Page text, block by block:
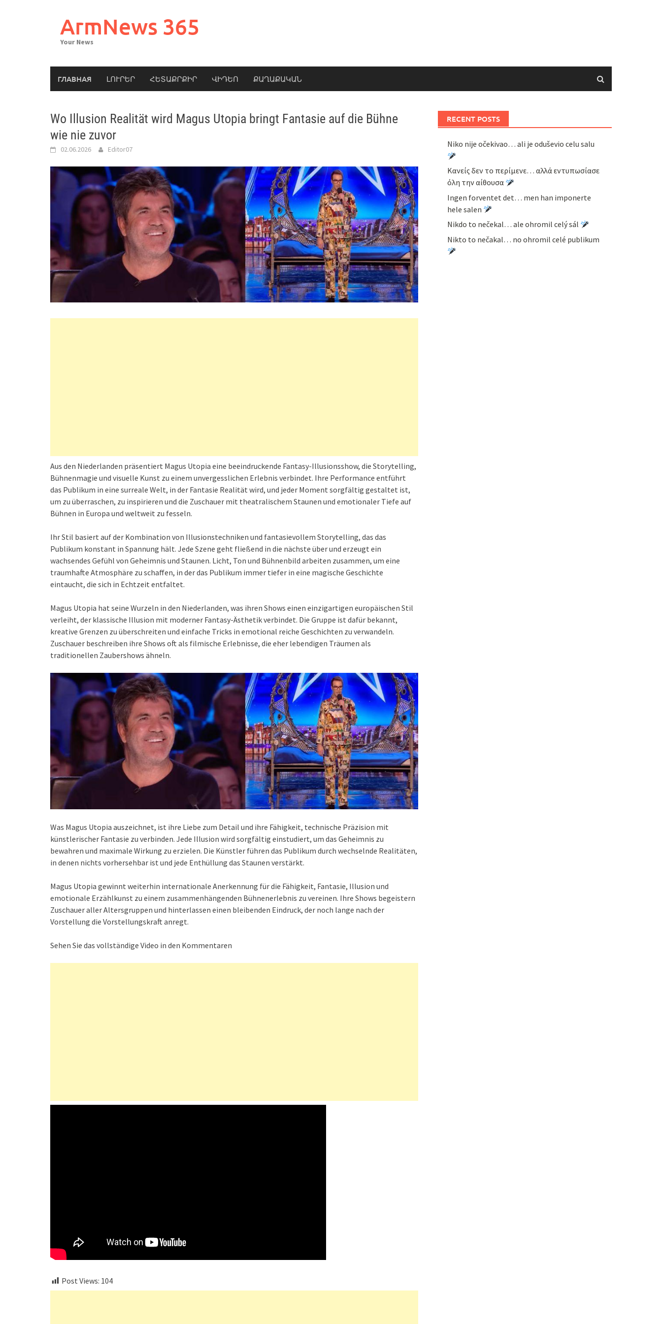
ArmNews 365
Your News
ГЛАВНАЯ ԼՈՒՐԵՐ ՀԵՏԱՔՐՔԻՐ ՎԻԴԵՈ ՔԱՂԱՔԱԿԱՆ
Wo Illusion Realität wird Magus Utopia bringt Fantasie auf die Bühne
wie nie zuvor
02.06.2026 Editor07
Aus den Niederlanden präsentiert Magus Utopia eine beeindruckende Fantasy-Illusionsshow, die Storytelling,
Bühnenmagie und visuelle Kunst zu einem unvergesslichen Erlebnis verbindet. Ihre Performance entführt
das Publikum in eine surreale Welt, in der Fantasie Realität wird, und jeder Moment sorgfältig gestaltet ist,
um zu überraschen, zu inspirieren und die Zuschauer mit theatralischem Staunen und emotionaler Tiefe auf
Bühnen in Europa und weltweit zu fesseln.
Ihr Stil basiert auf der Kombination von Illusionstechniken und fantasievollem Storytelling, das das
Publikum konstant in Spannung hält. Jede Szene geht fließend in die nächste über und erzeugt ein
wachsendes Gefühl von Geheimnis und Staunen. Licht, Ton und Bühnenbild arbeiten zusammen, um eine
traumhafte Atmosphäre zu schaffen, in der das Publikum immer tiefer in eine magische Geschichte
eintaucht, die sich in Echtzeit entfaltet.
Magus Utopia hat seine Wurzeln in den Niederlanden, was ihren Shows einen einzigartigen europäischen Stil
verleiht, der klassische Illusion mit moderner Fantasy-Ästhetik verbindet. Die Gruppe ist dafür bekannt,
kreative Grenzen zu überschreiten und einfache Tricks in emotional reiche Geschichten zu verwandeln.
Zuschauer beschreiben ihre Shows oft als filmische Erlebnisse, die eher lebendigen Träumen als
traditionellen Zaubershows ähneln.
Was Magus Utopia auszeichnet, ist ihre Liebe zum Detail und ihre Fähigkeit, technische Präzision mit
künstlerischer Fantasie zu verbinden. Jede Illusion wird sorgfältig einstudiert, um das Geheimnis zu
bewahren und maximale Wirkung zu erzielen. Die Künstler führen das Publikum durch wechselnde Realitäten,
in denen nichts vorhersehbar ist und jede Enthüllung das Staunen verstärkt.
Magus Utopia gewinnt weiterhin internationale Anerkennung für die Fähigkeit, Fantasie, Illusion und
emotionale Erzählkunst zu einem zusammenhängenden Bühnenerlebnis zu vereinen. Ihre Shows begeistern
Zuschauer aller Altersgruppen und hinterlassen einen bleibenden Eindruck, der noch lange nach der
Vorstellung die Vorstellungskraft anregt.
Sehen Sie das vollständige Video in den Kommentaren
Post Views: 104
RECENT POSTS
Niko nije očekivao… ali je oduševio celu salu
Κανείς δεν το περίμενε… αλλά εντυπωσίασε
όλη την αίθουσα
Ingen forventet det… men han imponerte
hele salen
Nikdo to nečekal… ale ohromil celý sál
Nikto to nečakal… no ohromil celé publikum